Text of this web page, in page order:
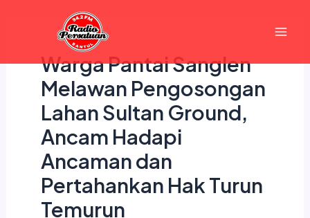
Warga Pantai Sanglen
Melawan Pengosongan
Lahan Sultan Ground,
Ancam Hadapi
Ancaman dan
Pertahankan Hak Turun
Temurun